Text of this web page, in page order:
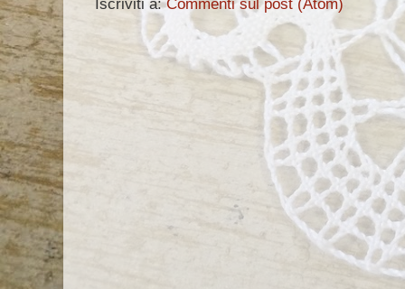
Iscriviti a:Commenti sul post (Atom)